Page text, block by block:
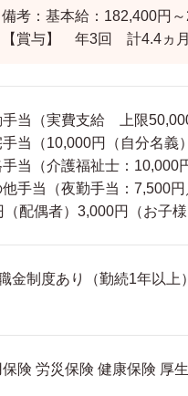
備考：基本給：182,400円
【賞与】 年3回 計4.4ヵ月
手当（実費支給 上限
当（10,000円（自分名義
当（介護福祉士：10,000
他手当（夜勤手当：7,500
（配偶者）3,000円（お子様
金制度あり（勤続1年以上）
保険 労災保険 健康保険 厚